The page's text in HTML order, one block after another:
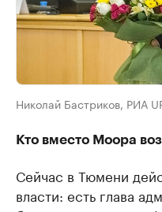
Николай Бастриков, РИА
Кто вместо Моора
Сейчас в Тюмени
власти: есть глава